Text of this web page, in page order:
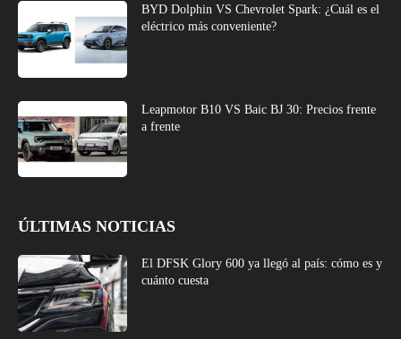
BYD Dolphin VS Chevrolet Spark: ¿Cuál es el
eléctrico más conveniente?
Leapmotor B10 VS Baic BJ 30: Precios frente
a frente
ÚLTIMAS NOTICIAS
El DFSK Glory 600 ya llegó al país: cómo es y
cuánto cuesta